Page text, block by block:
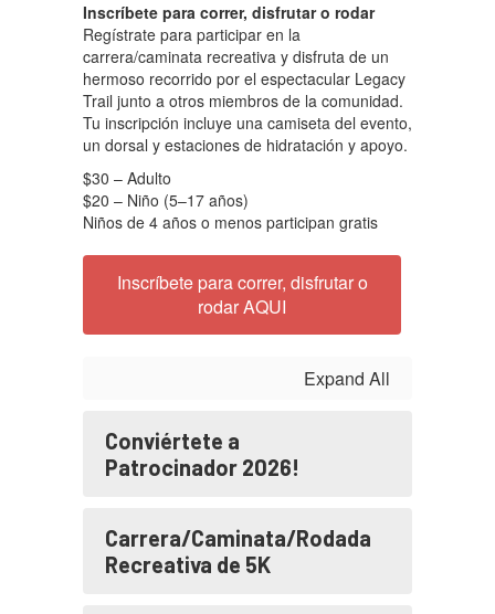
Inscríbete para correr, disfrutar o rodar
Regístrate para participar en la
carrera/caminata recreativa y disfruta de un
hermoso recorrido por el espectacular Legacy
Trail junto a otros miembros de la comunidad.
Tu inscripción incluye una camiseta del evento,
un dorsal y estaciones de hidratación y apoyo.
$30 – Adulto
$20 – Niño (5–17 años)
Niños de 4 años o menos participan gratis
Inscríbete para correr, disfrutar o
rodar AQUI
Expand All
Conviértete a
Patrocinador 2026!
Carrera/Caminata/Rodada
Recreativa de 5K